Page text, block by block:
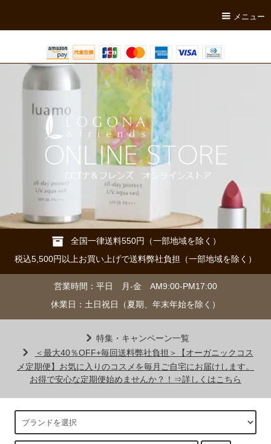
メニュー
全国一律送料550円（一部地域を除く）
税込5,500円以上お買い上げで送料弊社負担（一部地域を除く）
営業時間：平日 月-金 AM9:00-PM17:00
休業日：土日祝日（夏期、年末年始を除く）
特集・キャンペーン一覧
＜最大40％OFF+毎回送料弊社負担＞【オーガニックコス
メ定期便】お気に入りのコスメを毎月ご自宅にお届けします。
お得で安心な定期便始めませんか？！⇒詳しくはこちら